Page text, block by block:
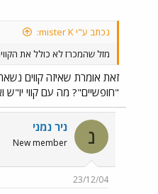
נכתב ע"י mister K:
מזל שהמכרז לא כולל את
זאת אומרת שאיזה קווים
"חופשיים"? מה עם קווי יו"ש
נ ניר נמני
New member
23/12/04